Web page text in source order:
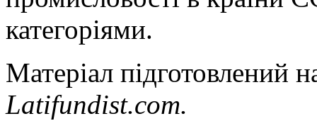
категоріями.
Матеріал підготовлений
Latifundist.com.